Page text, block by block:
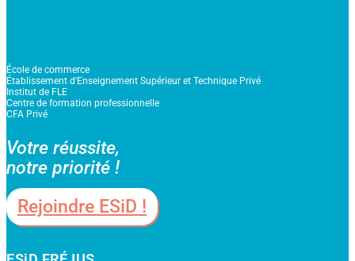
École de commerce
Établissement d'Enseignement Supérieur et Technique Privé
Institut de FLE
Centre de formation professionnelle
CFA Privé
Votre réussite,
notre priorité !
Rejoindre ESiD !